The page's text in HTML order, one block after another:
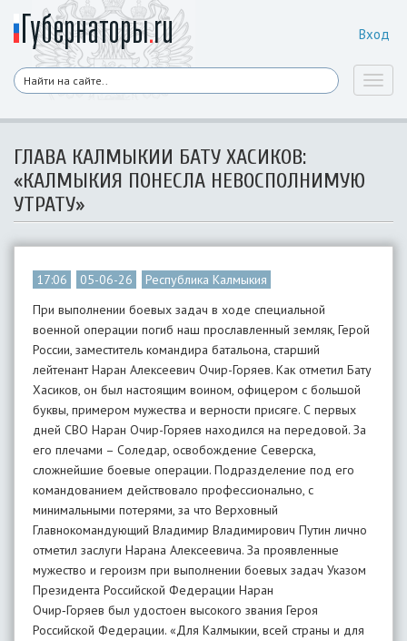
Вход
ГЛАВА КАЛМЫКИИ БАТУ ХАСИКОВ:
«КАЛМЫКИЯ ПОНЕСЛА НЕВОСПОЛНИМУЮ
УТРАТУ»
17:06 05-06-26
Республика Калмыкия
При выполнении боевых задач в ходе специальной
военной операции погиб наш прославленный земляк, Герой
России, заместитель командира батальона, старший
лейтенант Наран Алексеевич Очир-Горяев. Как отметил Бату
Хасиков, он был настоящим воином, офицером с большой
буквы, примером мужества и верности присяге. С первых
дней СВО Наран Очир-Горяев находился на передовой. За
его плечами – Соледар, освобождение Северска,
сложнейшие боевые операции. Подразделение под его
командованием действовало профессионально, с
минимальными потерями, за что Верховный
Главнокомандующий Владимир Владимирович Путин лично
отметил заслуги Нарана Алексеевича. За проявленные
мужество и героизм при выполнении боевых задач Указом
Президента Российской Федерации Наран
Очир‑Горяев был удостоен высокого звания Героя
Российской Федерации. «Для Калмыкии, всей страны и для